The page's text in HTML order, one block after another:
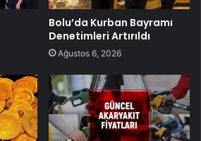
Bolu’da Kurban Bayramı
Denetimleri Artırıldı
Ağustos 6, 2026